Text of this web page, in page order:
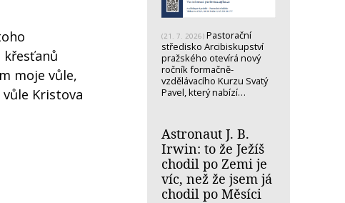
křesťanů
moje vůle,
Kristova
(21. 7. 2026) Pastorační
středisko Arcibiskupství
pražského otevírá nový
ročník formačně-
vzdělávacího Kurzu Svatý
Pavel, který nabízí…
Astronaut J. B.
Irwin: to že Ježíš
chodil po Zemi je
víc, než že jsem já
chodil po Měsíci